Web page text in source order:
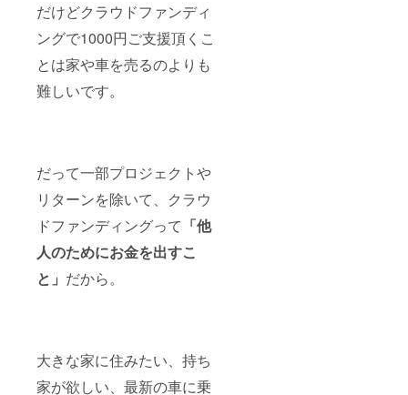
だけどクラウドファンディ
ングで1000円ご支援頂くこ
とは家や車を売るのよりも
難しいです。
だって一部プロジェクトや
リターンを除いて、クラウ
ドファンディングって 「他
人のためにお金を出すこ
と」 だから。
大きな家に住みたい、持ち
家が欲しい、最新の車に乗